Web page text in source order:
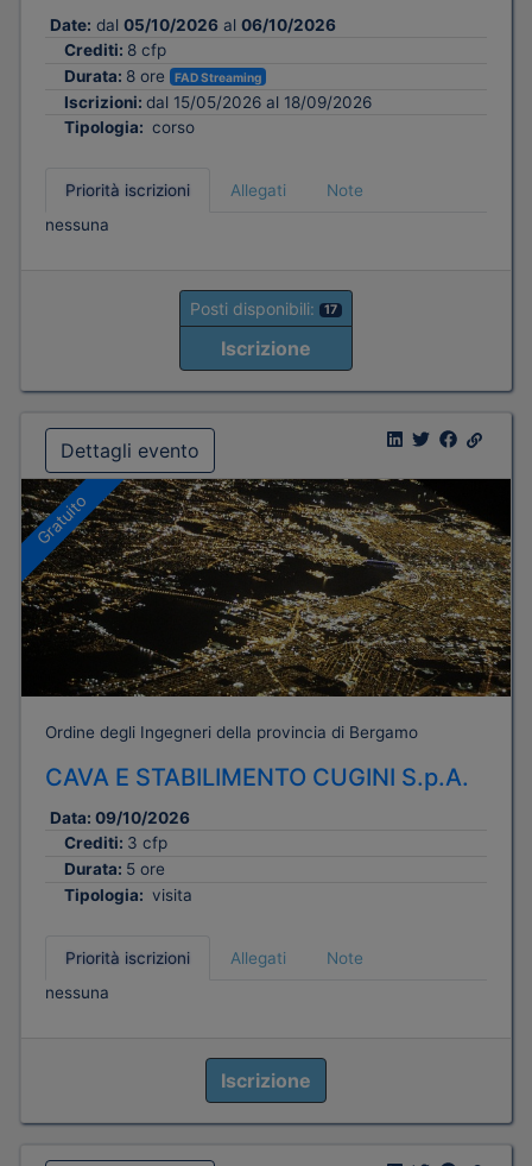
Date: dal 05/10/2026 al 06/10/2026
Crediti: 8 cfp
Durata: 8 ore FAD Streaming
Iscrizioni: dal 15/05/2026 al 18/09/2026
Tipologia: corso
Priorità iscrizioni Allegati
Note
nessuna
Posti disponibili: 17
Iscrizione
Dettagli evento
Gratuito
Ordine degli Ingegneri della provincia di Bergamo
CAVA E STABILIMENTO CUGINI S.p.A.
Data: 09/10/2026
Crediti: 3 cfp
Durata: 5 ore
Tipologia: visita
Priorità iscrizioni Allegati
Note
nessuna
Iscrizione